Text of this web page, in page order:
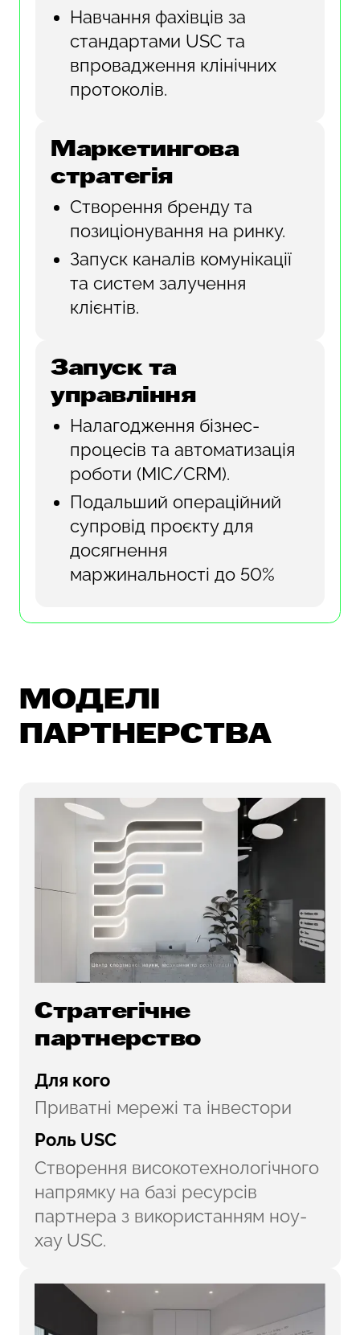
Навчання фахівців за
стандартами USC та
впровадження клінічних
протоколів.
Маркетингова
стратегія
Створення бренду та
позиціонування на ринку.
Запуск каналів комунікації
та систем залучення
клієнтів.
Запуск та
управління
Налагодження бізнес-
процесів та автоматизація
роботи (МІС/CRM).
Подальший операційний
супровід проєкту для
досягнення
маржинальності до 50%
МОДЕЛІ
ПАРТНЕРСТВА
Стратегічне
партнерство
Для кого
Приватні мережі та інвестори
Роль USC
Створення високотехнологічного
напрямку на базі ресурсів
партнера з використанням ноу-
хау USC.